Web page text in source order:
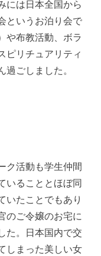
には日本全国から
というお泊り会で
や布教活動、ボラ
ピリチュアリティ
ごしました。
ク活動も学生仲間
いることとほぼ同
いたことでもあり
のご令嬢のお宅に
た。日本国内で交
しまった美しい女